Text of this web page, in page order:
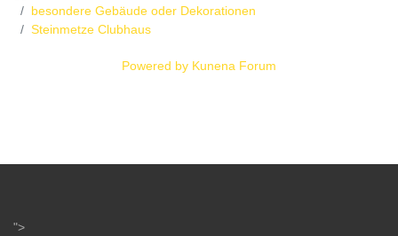
besondere Gebäude oder Dekorationen
Steinmetze Clubhaus
Powered by Kunena Forum
">